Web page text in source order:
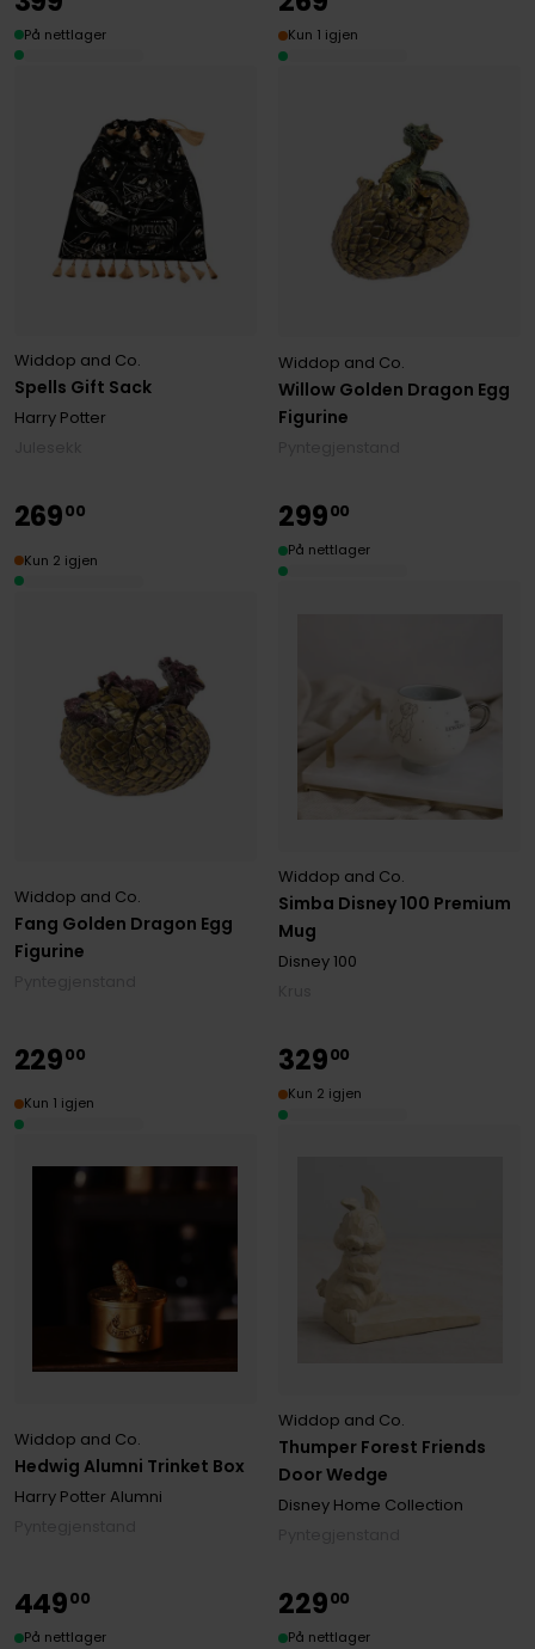
Spells Gift Sack
Widdop and Co.
Harry Potter
På nettlager
Willow Golden Dragon Egg
Figurine
Widdop and Co.
Kun 1 igjen
Fang Golden Dragon Egg
Figurine
Widdop and Co.
26900
Kun 2 igjen
Simba Disney 100 Premium
Mug
Widdop and Co.
Disney 100
29900
På nettlager
Hedwig Alumni Trinket Box
Widdop and Co.
Harry Potter Alumni
22900
Kun 1 igjen
Thumper Forest Friends
Door Wedge
Widdop and Co.
Disney Home Collection
32900
Kun 2 igjen
44900
På nettlager
22900
På nettlager